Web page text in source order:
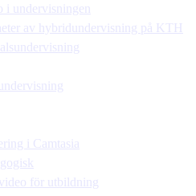
undervisningen
av hybridundervisning på KTH
i Camtasia
för utbildning